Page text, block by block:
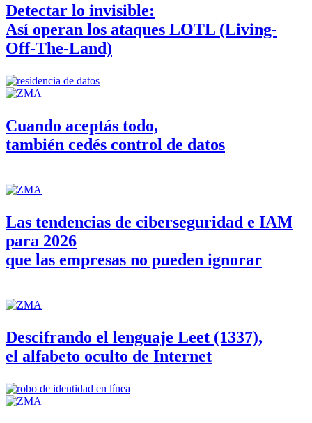
Detectar lo invisible:
Así operan los ataques LOTL (Living-
Off-The-Land)
Cuando aceptás todo,
también cedés control de datos
Las tendencias de ciberseguridad e IAM
para 2026
que las empresas no pueden ignorar
Descifrando el lenguaje Leet (1337),
el alfabeto oculto de Internet